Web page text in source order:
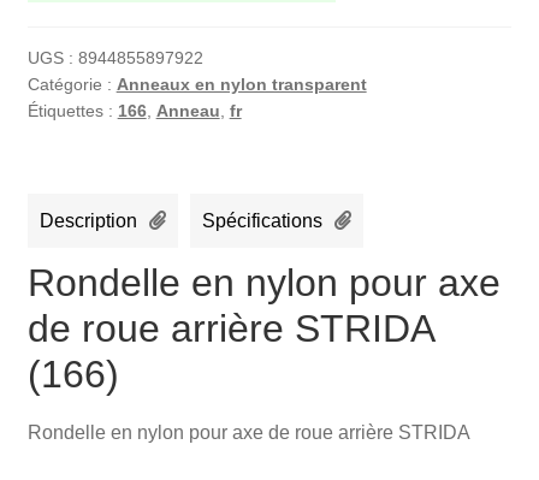
(166)
UGS : 8944855897922
Catégorie : Anneaux en nylon transparent
Étiquettes : 166, Anneau fr
Description Spécifications
Rondelle en nylon pour axe
de roue arrière STRIDA
(166)
Rondelle en nylon pour axe de roue arrière STRIDA